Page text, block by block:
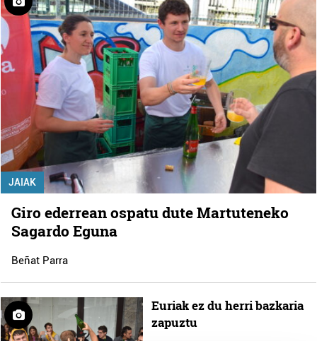
JAIAK
Giro ederrean ospatu dute Martuteneko
Sagardo Eguna
Beñat Parra
Euriak ez du herri bazkaria
zapuztu